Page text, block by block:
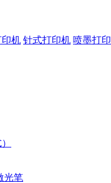
机 针式打印机 喷墨打
光笔